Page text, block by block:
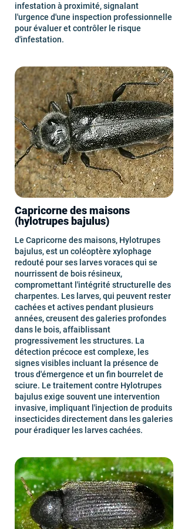
infestation à proximité, signalant
l'urgence d'une inspection professionnelle
pour évaluer et contrôler le risque
d'infestation.
Capricorne des maisons
(hylotrupes bajulus)
Le Capricorne des maisons, Hylotrupes
bajulus, est un coléoptère xylophage
redouté pour ses larves voraces qui se
nourrissent de bois résineux,
compromettant l'intégrité structurelle des
charpentes. Les larves, qui peuvent rester
cachées et actives pendant plusieurs
années, creusent des galeries profondes
dans le bois, affaiblissant
progressivement les structures. La
détection précoce est complexe, les
signes visibles incluant la présence de
trous d'émergence et un fin bourrelet de
sciure. Le traitement contre Hylotrupes
bajulus exige souvent une intervention
invasive, impliquant l'injection de produits
insecticides directement dans les galeries
pour éradiquer les larves cachées.